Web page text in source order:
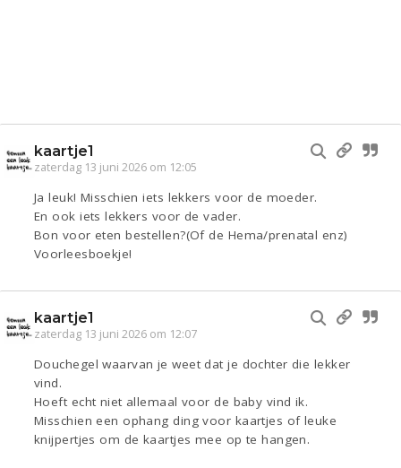
kaartje1
zaterdag 13 juni 2026 om 12:05
Ja leuk! Misschien iets lekkers voor de moeder.
En ook iets lekkers voor de vader.
Bon voor eten bestellen?(Of de Hema/prenatal enz)
Voorleesboekje!
kaartje1
zaterdag 13 juni 2026 om 12:07
Douchegel waarvan je weet dat je dochter die lekker
vind.
Hoeft echt niet allemaal voor de baby vind ik.
Misschien een ophang ding voor kaartjes of leuke
knijpertjes om de kaartjes mee op te hangen.